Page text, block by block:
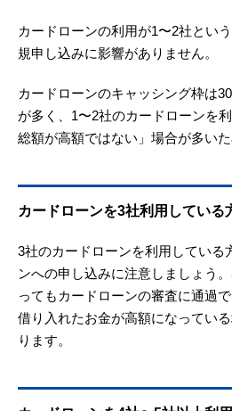
カードローンの利用が1〜2社とい
規申し込みに影響がありません。
カードローンのキャッシング枠は
が多く、1〜2社のカードローンを
総額が高額ではない」場合が多いた
カードローンを3社利用している
3社のカードローンを利用している
ンへの申し込みに注意しましょう
ってもカードローンの審査に通過
借り入れたお金が高額になってい
ります。